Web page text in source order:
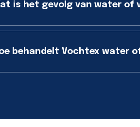
is het gevolg van water of
behandelt Vochtex water